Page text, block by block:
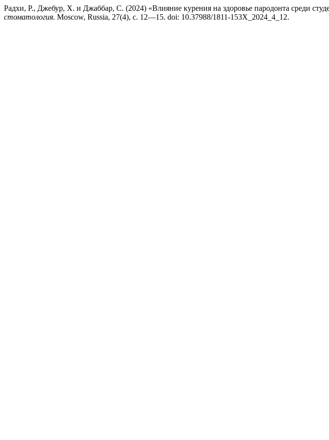
Радхи, Р., Джебур, Х. и Джаббар, С. (2024) «Влияние курения на здоровье пародонта среди
стоматология. Moscow, Russia, 27(4), с. 12—15. doi: 10.37988/1811-153X_2024_4_12.